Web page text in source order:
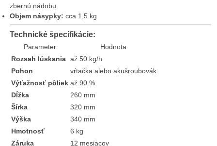
zbernú nádobu
Objem násypky: cca 1,5 kg
Technické špecifikácie:
Parameter
Hodnota
Rozsah lúskania až 50 kg/h
Pohon
vŕtačka alebo akušroubovák
Výťažnosť pôliek až 90 %
Dĺžka
260 mm
Šírka
320 mm
Výška
340 mm
Hmotnosť
6 kg
Záruka
12 mesiacov